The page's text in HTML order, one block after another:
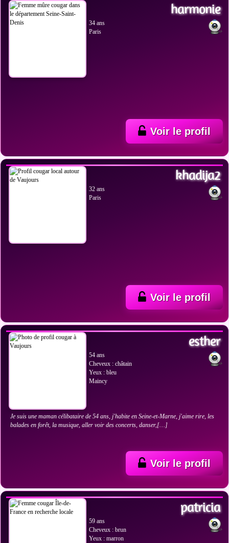
harmonie
34 ans
Paris
Voir le profil
khadija2
32 ans
Paris
Voir le profil
esther
54 ans
Cheveux : châtain
Yeux : bleu
Maincy
Je suis une maman célibataire de 54 ans, j'habite en Seine-et-Marne, j'aime rire, les
balades en forêt, la musique, aller voir des concerts, danser,[…]
Voir le profil
patricia
59 ans
Cheveux : brun
Yeux : marron